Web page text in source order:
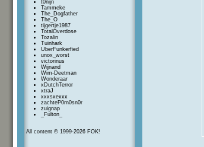
t0nijn
Tammeke
The_Dogfather
The_O
tijgertje1987
TotalOverdose
Tozalin
Tuinhark
UberFunkerfied
unox_worst
victorinus
Wijnand
Wim-Deetman
Wonderaar
xDutchTerror
xtraJ
xxxsxexxx
zachteP0rn0sn0r
zuignap
_Fulton_
All content © 1999-2026 FOK!